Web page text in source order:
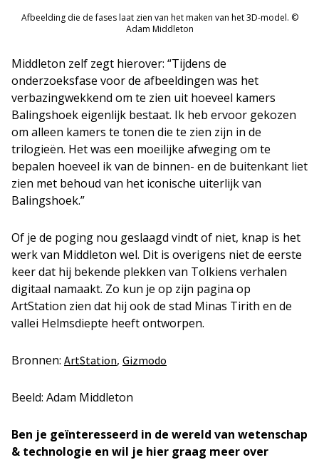
Afbeelding die de fases laat zien van het maken van het 3D-model. ©
Adam Middleton
Middleton zelf zegt hierover: “Tijdens de
onderzoeksfase voor de afbeeldingen was het
verbazingwekkend om te zien uit hoeveel kamers
Balingshoek eigenlijk bestaat. Ik heb ervoor gekozen
om alleen kamers te tonen die te zien zijn in de
trilogieën. Het was een moeilijke afweging om te
bepalen hoeveel ik van de binnen- en de buitenkant liet
zien met behoud van het iconische uiterlijk van
Balingshoek.”
Of je de poging nou geslaagd vindt of niet, knap is het
werk van Middleton wel. Dit is overigens niet de eerste
keer dat hij bekende plekken van Tolkiens verhalen
digitaal namaakt. Zo kun je op zijn pagina op
ArtStation zien dat hij ook de stad Minas Tirith en de
vallei Helmsdiepte heeft ontworpen.
Bronnen: ArtStation, Gizmodo
Beeld: Adam Middleton
Ben je geïnteresseerd in de wereld van wetenschap
& technologie en wil je hier graag meer over